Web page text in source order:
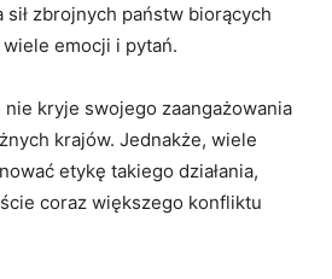
‌zbrojnych państw biorących
emocji i pytań.
kryje swojego zaangażowania
krajów. ⁣Jednakże,‍ wiele
​etykę takiego działania,
coraz większego konfliktu